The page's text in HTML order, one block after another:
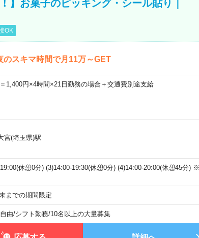
】お菓子のピッキング・シール貼り｜
OK
スキマ時間で月11万～GET
1,400円×4時間×21日勤務の場合＋交通費別途支給
宮(埼玉県)駅
休憩0分) (3)14:00-19:30(休憩0分) (4)14:00-20:00(休憩45分) ※
までの期間限定
由/シフト勤務/10名以上の大量募集